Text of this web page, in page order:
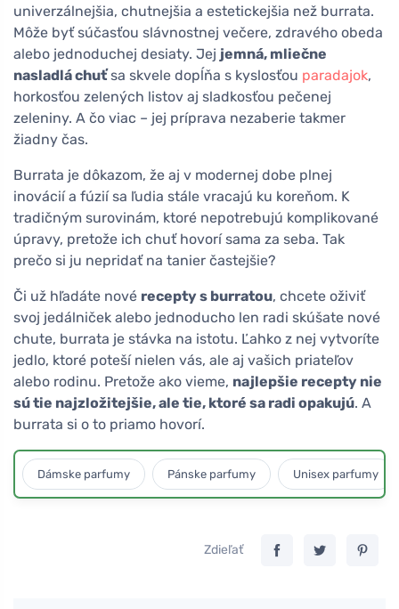
univerzálnejšia, chutnejšia a estetickejšia než burrata.
Môže byť súčasťou slávnostnej večere, zdravého obeda
alebo jednoduchej desiaty. Jej jemná, mliečne
nasladlá chuťsa skvele dopĺňa s kyslosťou paradajok,
horkosťou zelených listov aj sladkosťou pečenej
zeleniny. A čo viac – jej príprava nezaberie takmer
žiadny čas.
Burrata je dôkazom, že aj v modernej dobe plnej
inovácií a fúzií sa ľudia stále vracajú ku koreňom. K
tradičným surovinám, ktoré nepotrebujú komplikované
úpravy, pretože ich chuť hovorí sama za seba. Tak
prečo si ju nepridať na tanier častejšie?
Či už hľadáte nové recepty s burratou, chcete oživiť
svoj jedálniček alebo jednoducho len radi skúšate nové
chute, burrata je stávka na istotu. Ľahko z nej vytvoríte
jedlo, ktoré poteší nielen vás, ale aj vašich priateľov
alebo rodinu. Pretože ako vieme, najlepšie recepty nie
sú tie najzložitejšie, ale tie, ktoré sa radi opakujú. A
burrata si o to priamo hovorí.
Dámske parfumy Pánske parfumy Unisex parfumy
Zdieľať